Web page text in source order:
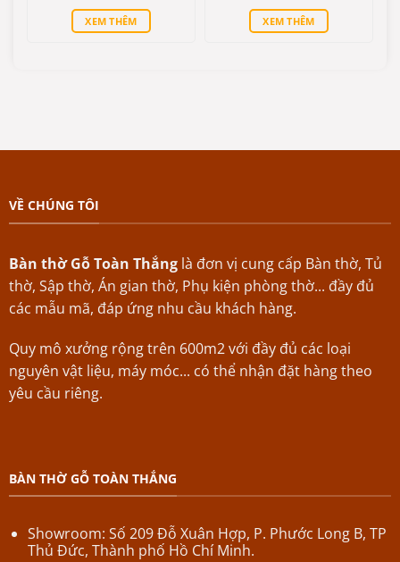
27.000.000₫.
tại
là:
XEM THÊM 29.000.000₫.
tại
là:
XEM THÊM
VỀ CHÚNG TÔI
Bàn thờ Gỗ Toàn Thắnglà đơn vị cung cấp Bàn thờ, Tủ
thờ, Sập thờ, Án gian thờ, Phụ kiện phòng thờ... đầy đủ
các mẫu mã, đáp ứng nhu cầu khách hàng.
Quy mô xưởng rộng trên 600m2 với đầy đủ các loại
nguyên vật liệu, máy móc... có thể nhận đặt hàng theo
yêu cầu riêng.
BÀN THỜ GỖ TOÀN THẮNG
Showroom: Số 209 Đỗ Xuân Hợp, P. Phước Long B, TP
Thủ Đức, Thành phố Hồ Chí Minh.